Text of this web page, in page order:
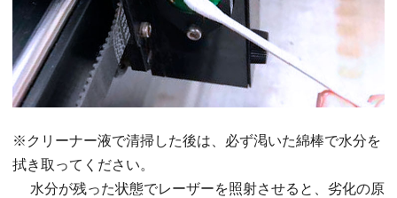
※クリーナー液で清掃した後は、必ず渇いた綿棒で水分を
拭き取ってください。
水分が残った状態でレーザーを照射させると、劣化の原